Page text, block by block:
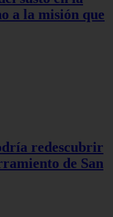
a la misión que
redescubrir
de San